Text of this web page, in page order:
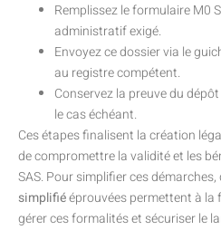
Remplissez le formulaire M0
administratif exigé.
Envoyez ce dossier via le
au registre compétent.
Conservez la preuve du
le cas échéant.
Ces étapes finalisent la création
de compromettre la validité et les
SAS. Pour simplifier ces
simplifiééprouvées permettent à la
gérer ces formalités et sécuriser le